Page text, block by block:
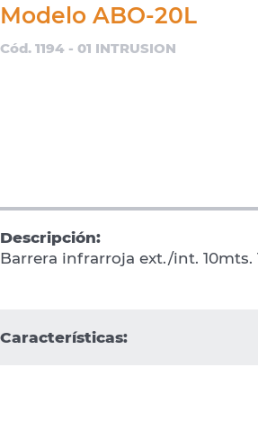
Modelo ABO-20L
Cód. 1194 - 01 INTRUSION
Descripción:
Barrera infrarroja ext./int. 10mts.
Características: